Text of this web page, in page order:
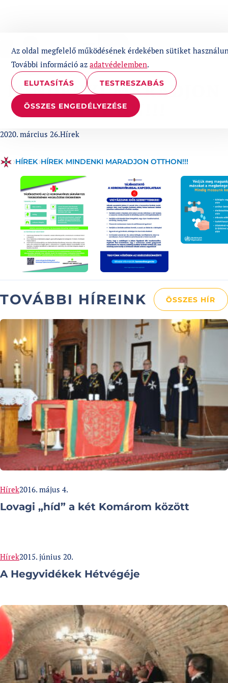
Az oldal megfelelő működésének érdekében sütiket
További információ azadatvédelemben.
ELUTASÍTÁS TESTRESZABÁS
ÖSSZES ENGEDÉLYEZÉSE
1%
MINDENKI MARADJON
OTTHON!!!
Published at
2020. március 26.Categories:
Hírek
HÍREK HÍREK MINDENKI MARADJON OTTHON!!!
TOVÁBBI HÍREINK ÖSSZES HÍR
Categories:
HírekPublished at
2016. május 4.
Lovagi „híd” a két Komárom között
Categories:
HírekPublished at
2015. június 20.
A Hegyvidékek Hétvégéje